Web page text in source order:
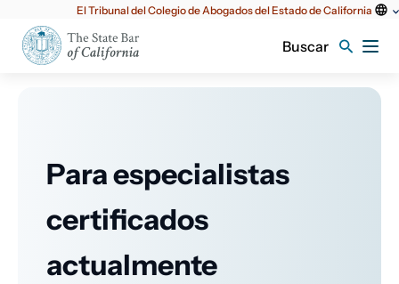
principal
El Tribunal del Colegio de Abogados del Estado de California
Buscar
Para especialistas
certificados
actualmente